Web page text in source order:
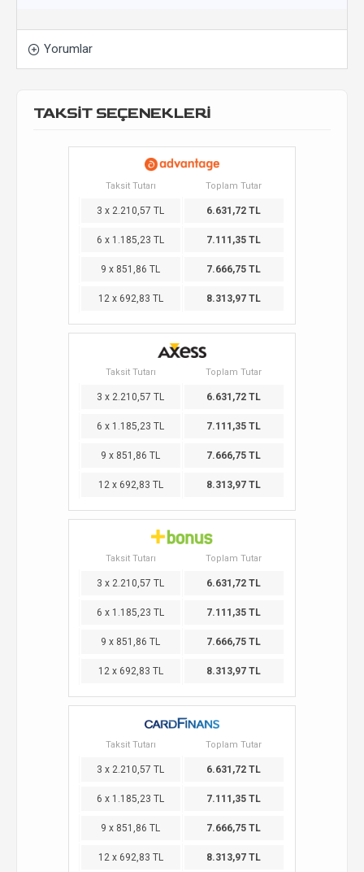
Yorumlar
TAKSİT SEÇENEKLERİ
Taksit Tutarı Toplam Tutar
3 x 2.210,57 TL 6.631,72 TL
6 x 1.185,23 TL 7.111,35 TL
9 x 851,86 TL 7.666,75 TL
12 x 692,83 TL 8.313,97 TL
Taksit Tutarı Toplam Tutar
3 x 2.210,57 TL 6.631,72 TL
6 x 1.185,23 TL 7.111,35 TL
9 x 851,86 TL 7.666,75 TL
12 x 692,83 TL 8.313,97 TL
Taksit Tutarı Toplam Tutar
3 x 2.210,57 TL 6.631,72 TL
6 x 1.185,23 TL 7.111,35 TL
9 x 851,86 TL 7.666,75 TL
12 x 692,83 TL 8.313,97 TL
Taksit Tutarı Toplam Tutar
3 x 2.210,57 TL 6.631,72 TL
6 x 1.185,23 TL 7.111,35 TL
9 x 851,86 TL 7.666,75 TL
12 x 692,83 TL 8.313,97 TL